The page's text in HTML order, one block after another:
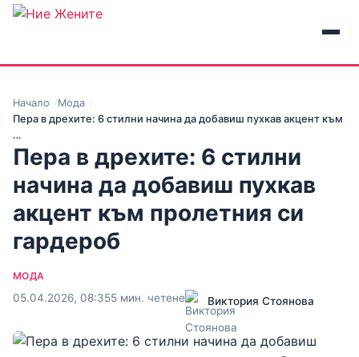
Начало
Мода
Пера в дрехите: 6 стилни начина да добавиш пухкав акцент към
…
Пера в дрехите: 6 стилни
начина да добавиш пухкав
акцент към пролетния си
гардероб
МОДА
05.04.2026, 08:355 мин. четене Виктория Стоянова